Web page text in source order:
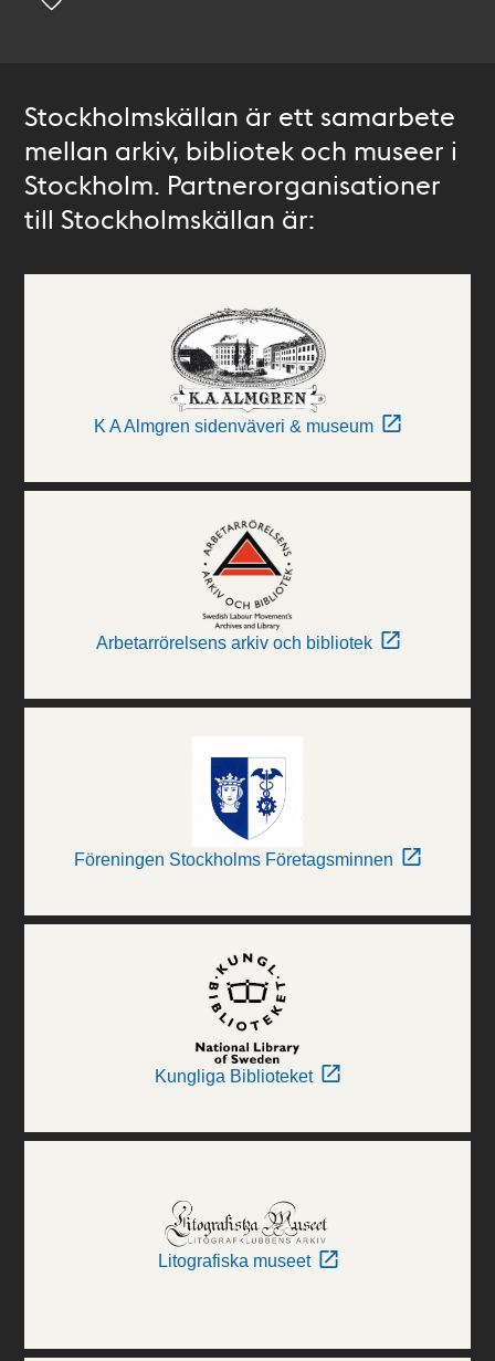
Stockholmskällan är ett samarbete
mellan arkiv, bibliotek och museer i
Stockholm. Partnerorganisationer
till Stockholmskällan är:
K A Almgren sidenväveri & museum
Arbetarrörelsens arkiv och bibliotek
Föreningen Stockholms Företagsminnen
Kungliga Biblioteket
Litografiska museet